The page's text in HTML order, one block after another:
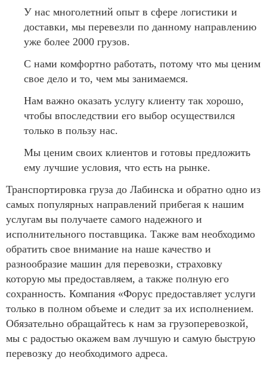
У нас многолетний опыт в сфере логистики и
доставки, мы перевезли по данному направлению
уже более 2000 грузов.
С нами комфортно работать, потому что мы ценим
свое дело и то, чем мы занимаемся.
Нам важно оказать услугу клиенту так хорошо,
чтобы впоследствии его выбор осуществился
только в пользу нас.
Мы ценим своих клиентов и готовы предложить
ему лучшие условия, что есть на рынке.
Транспортировка груза до Лабинска и обратно одно из
самых популярных направлений прибегая к нашим
услугам вы получаете самого надежного и
исполнительного поставщика. Также вам необходимо
обратить свое внимание на наше качество и
разнообразие машин для перевозки, страховку
которую мы предоставляем, а также полную его
сохранность. Компания «Форус предоставляет услуги
только в полном объеме и следит за их исполнением.
Обязательно обращайтесь к нам за грузоперевозкой,
мы с радостью окажем вам лучшую и самую быструю
перевозку до необходимого адреса.